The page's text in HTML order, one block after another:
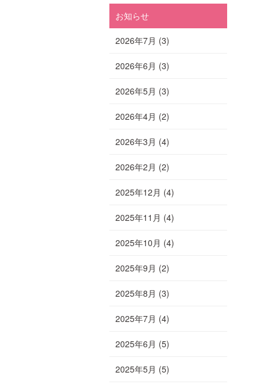
お知らせ
2026年7月 (3)
2026年6月 (3)
2026年5月 (3)
2026年4月 (2)
2026年3月 (4)
2026年2月 (2)
2025年12月 (4)
2025年11月 (4)
2025年10月 (4)
2025年9月 (2)
2025年8月 (3)
2025年7月 (4)
2025年6月 (5)
2025年5月 (5)